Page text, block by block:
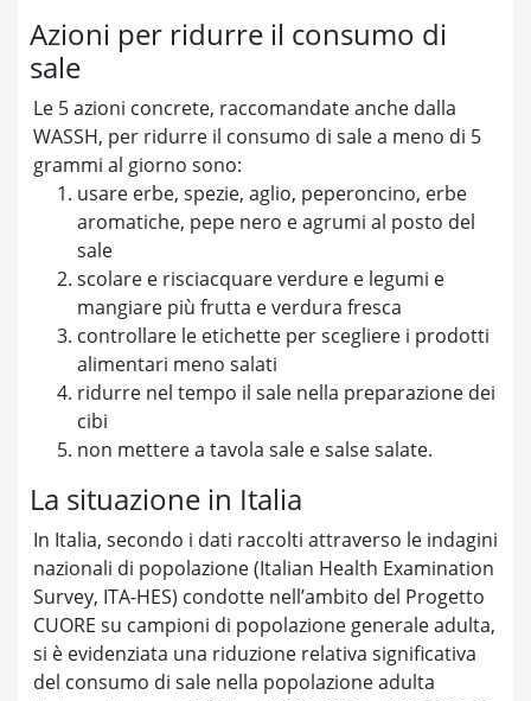
Azioni per ridurre il consumo di
sale
Le 5 azioni concrete, raccomandate anche dalla
WASSH, per ridurre il consumo di sale a meno di 5
grammi al giorno sono:
usare erbe, spezie, aglio, peperoncino, erbe
aromatiche, pepe nero e agrumi al posto del
sale
scolare e risciacquare verdure e legumi e
mangiare più frutta e verdura fresca
controllare le etichette per scegliere i prodotti
alimentari meno salati
ridurre nel tempo il sale nella preparazione dei
cibi
non mettere a tavola sale e salse salate.
La situazione in Italia
In Italia, secondo i dati raccolti attraverso le indagini
nazionali di popolazione (Italian Health Examination
Survey, ITA-HES) condotte nell’ambito del Progetto
CUORE su campioni di popolazione generale adulta,
si è evidenziata una riduzione relativa significativa
del consumo di sale nella popolazione adulta